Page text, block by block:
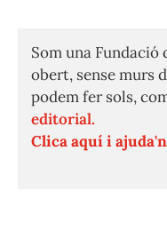
Som una
obert, sense murs
podem fer sols,
editorial.
Clica aquí i